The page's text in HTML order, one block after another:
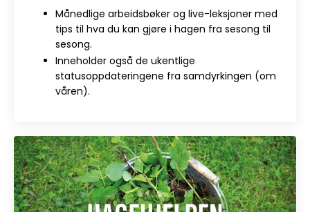
Månedlige arbeidsbøker og live-leksjoner med
tips til hva du kan gjøre i hagen fra sesong til
sesong.
Inneholder også de ukentlige
statusoppdateringene fra samdyrkingen (om
våren).